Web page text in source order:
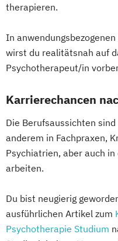
therapieren.
In
wirst du realitätsnah auf
Psychotherapeut/in
Karrierechancen
Die Berufsaussichten
anderem in Fachpraxen,
Psychiatrien, aber auch
arbeiten.
Du bist neugierig
ausführlichen Artikel zum
Psychotherapie Studium